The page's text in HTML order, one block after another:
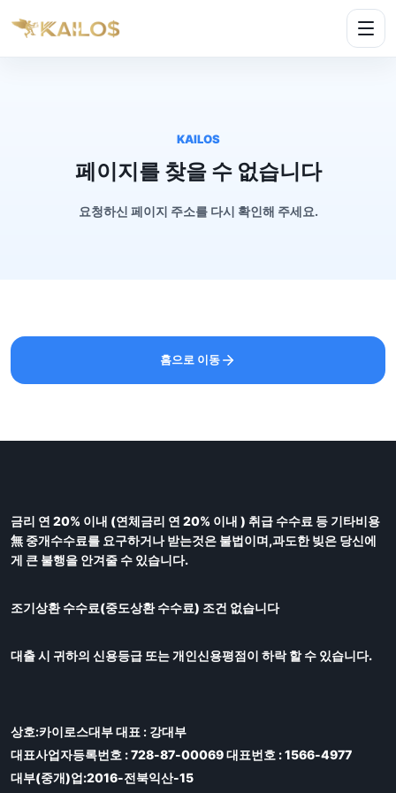
KAILOS
페이지를 찾을 수 없습니다
요청하신 페이지 주소를 다시 확인해 주세요.
홈으로 이동
금리 연 20% 이내 (연체금리 연 20% 이내 ) 취급 수수료 등 기타비용
無 중개수수료를 요구하거나 받는것은 불법이며,과도한 빚은 당신에
게 큰 불행을 안겨줄 수 있습니다.
조기상환 수수료(중도상환 수수료) 조건 없습니다
대출 시 귀하의 신용등급 또는 개인신용평점이 하락 할 수 있습니다.
상호:카이로스대부 대표 : 강대부
대표사업자등록번호 : 728-87-00069 대표번호 : 1566-4977
대부(중개)업:2016-전북익산-15